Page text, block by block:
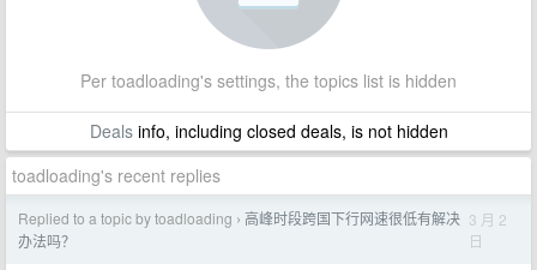
Per toadloading's settings, the topics list is hidden
Dealsinfo, including closed deals, is not hidden
toadloading's recent replies
Replied to a topic by toadloading › 高峰时段跨国下行网速很低有解决
办法吗？
3 月 2
日